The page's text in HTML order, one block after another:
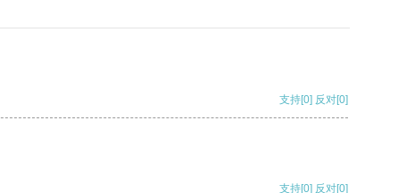
支持[0] 反对[0]
支持[0] 反对[0]